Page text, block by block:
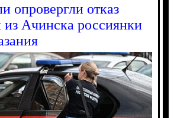
опровергли отказ
Ачинска россиянки